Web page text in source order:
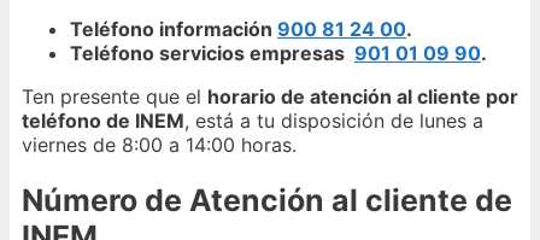
Teléfono información 900 81 24 00.
Teléfono servicios empresas 901 01 09 90.
Ten presente que el horario de atención al cliente por
teléfono de INEM, está a tu disposición de lunes a
viernes de 8:00 a 14:00 horas.
Número de Atención al cliente de